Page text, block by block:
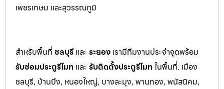
เพชรเกษม และสุวรรณภูมิ
สำหรับพื้นที่ ชลบุรี และ ระยอง เรามีทีมงานประจำจุดพร้อม
รับซ่อมประตูรีโมท และ รับติดตั้งประตูรีโมทในพื้นที่: เมือง
ชลบุรี, บ้านบึง, หนองใหญ่, บางละมุง, พานทอง, พนัสนิคม,